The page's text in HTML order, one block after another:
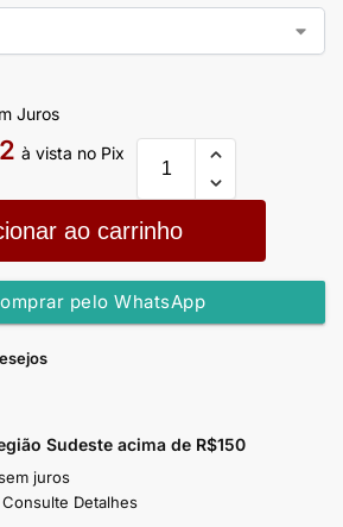
Juros
à vista no Pix
ao carrinho
pelo WhatsApp
Sudeste acima de R$150
juros
Detalhes